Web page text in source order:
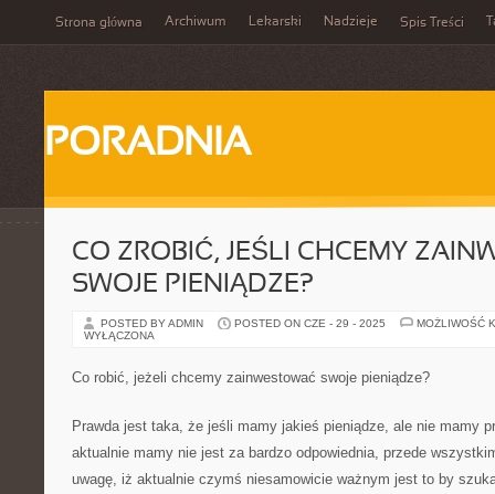
Strona główna Archiwum Lekarski Nadzieje Spis Treści
PORADNIA
CO ZROBIĆ, JEŚLI CHCEMY
SWOJE PIENIĄDZE?
POSTED BY ADMIN POSTED ON CZE - 29 - 2025
MOŻLIWOŚĆ
WYŁĄCZONA
Co robić, jeżeli chcemy zainwestować swoje pieniądze?
Prawda jest taka, że jeśli mamy jakieś pieniądze, ale nie mamy
aktualnie mamy nie jest za bardzo odpowiednia, przede
uwagę, iż aktualnie czymś niesamowicie ważnym jest to by